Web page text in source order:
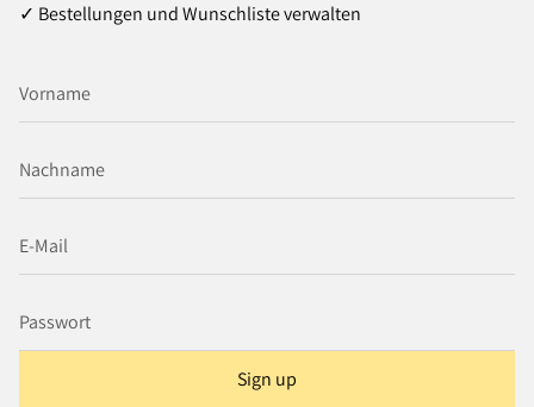
✓ Bestellungen und Wunschliste verwalten
Sign up